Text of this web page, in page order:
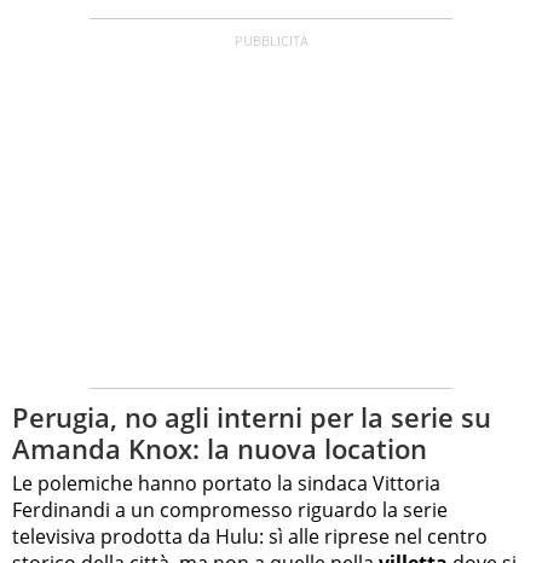
Perugia, no agli interni per la serie su
Amanda Knox: la nuova location
Le polemiche hanno portato la sindaca Vittoria
Ferdinandi a un compromesso riguardo la serie
televisiva prodotta da Hulu: sì alle riprese nel centro